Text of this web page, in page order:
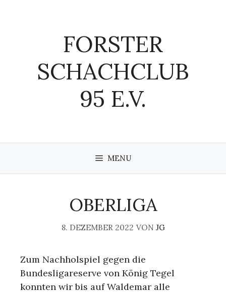
FORSTER
SCHACHCLUB
95 E.V.
MENU
OBERLIGA
8. DEZEMBER 2022 VON JG
Zum Nachholspiel gegen die
Bundesligareserve von König Tegel
konnten wir bis auf Waldemar alle